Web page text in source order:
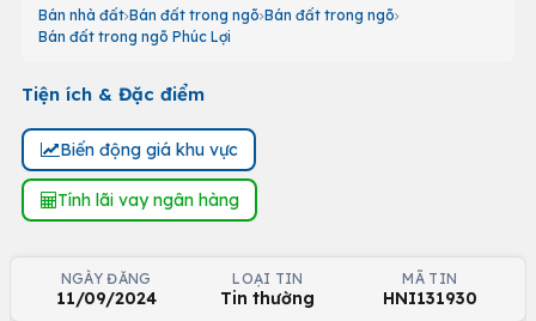
Bán nhà đất Bán đất trong ngõ Bán đất trong ngõ
Bán đất trong ngõ Phúc Lợi
Tiện ích & Đặc điểm
Biến động giá khu vực
Tính lãi vay ngân hàng
NGÀY ĐĂNG
11/09/2024
LOẠI TIN
Tin thường
MÃ TIN
HNI131930